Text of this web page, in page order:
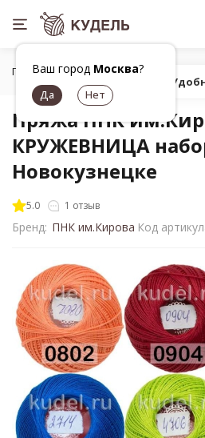
Ваш город Москва?
Главная Все для вязания
Пряжа ПНК
КРУЖЕВНИЦА
Новокузнецке
5.0 1 отзыв
Бренд: ПНК им.Кирова Код
Попробуй!